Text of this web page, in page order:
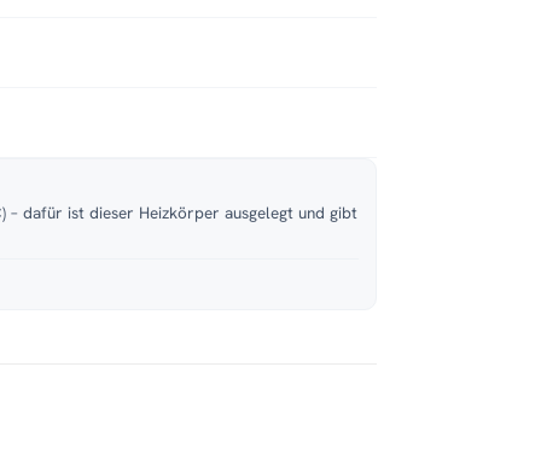
dafür ist dieser Heizkörper ausgelegt und gibt